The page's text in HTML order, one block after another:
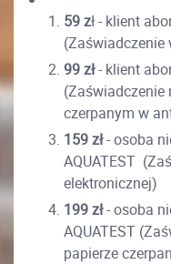
59 zł - klient
(Zaświadczenie
99 zł- klient
(Zaświadczenie
czerpanym w
159 zł- osoba
AQUATEST
elektronicznej)
199 zł- osoba
AQUATEST
papierze